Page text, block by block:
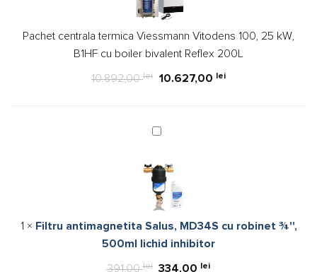
Vitodens
100,
25
kW,
B1HF
boiler
Reflex
Pachet centrala termica Viessmann Vitodens 100, 25 kW,
B1HF cu boiler bivalent Reflex 200L
10.892,00lei 10.627,00 lei
Filtru
Salus,
MD34S
cu
robinet
¾'',
500ml
lichid
1 × Filtru antimagnetita Salus, MD34S cu robinet ¾'',
500ml lichid inhibitor
391,00lei
Prețul
334,00 leiPrețul